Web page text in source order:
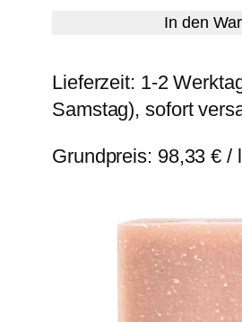
In den
Lieferzeit: 1-2
Samstag), sofort
Grundpreis: 98,33€ / l